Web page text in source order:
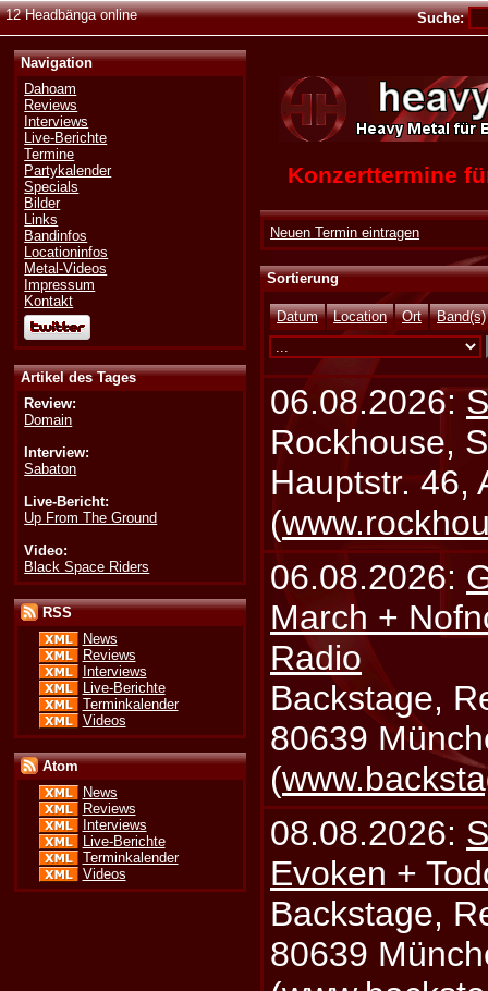
12 Headbänga online Suche:
Navigation
Dahoam
Reviews
Interviews
Live-Berichte
Termine
Partykalender
Specials
Bilder
Links
Bandinfos
Locationinfos
Metal-Videos
Impressum
Kontakt
Artikel des Tages
Review:
Domain
Interview:
Sabaton
Live-Bericht:
Up From The Ground
Video:
Black Space Riders
RSS
News
Reviews
Interviews
Live-Berichte
Terminkalender
Videos
Atom
News
Reviews
Interviews
Live-Berichte
Terminkalender
Videos
Konzerttermine
Neuen Termin eintragen
Sortierung
Datum Location Ort Band(s)
06.08.2026:
Rockhouse,
Hauptstr. 46,
(
06.08.2026:
March +
Radio
Backstage,
80639
(
08.08.2026:
Evoken +
Backstage,
80639